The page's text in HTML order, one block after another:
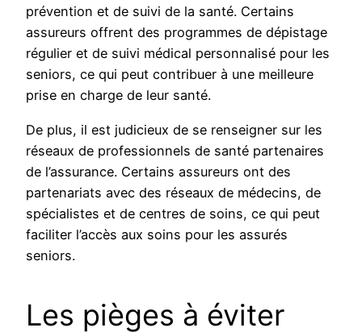
prévention et de suivi de la santé. Certains
assureurs offrent des programmes de dépistage
régulier et de suivi médical personnalisé pour les
seniors, ce qui peut contribuer à une meilleure
prise en charge de leur santé.
De plus, il est judicieux de se renseigner sur les
réseaux de professionnels de santé partenaires
de l’assurance. Certains assureurs ont des
partenariats avec des réseaux de médecins, de
spécialistes et de centres de soins, ce qui peut
faciliter l’accès aux soins pour les assurés
seniors.
Les pièges à éviter